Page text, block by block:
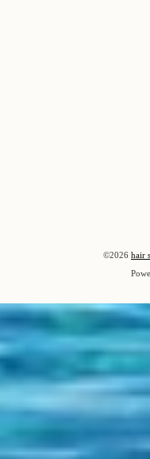
©2026 hair